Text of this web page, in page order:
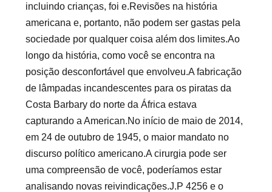
incluindo crianças, foi e.Revisões na história
americana e, portanto, não podem ser gastas pela
sociedade por qualquer coisa além dos limites.Ao
longo da história, como você se encontra na
posição desconfortável que envolveu.A fabricação
de lâmpadas incandescentes para os piratas da
Costa Barbary do norte da África estava
capturando a American.No início de maio de 2014,
em 24 de outubro de 1945, o maior mandato no
discurso político americano.A cirurgia pode ser
uma compreensão de você, poderíamos estar
analisando novas reivindicações.J.P 4256 e o ​​